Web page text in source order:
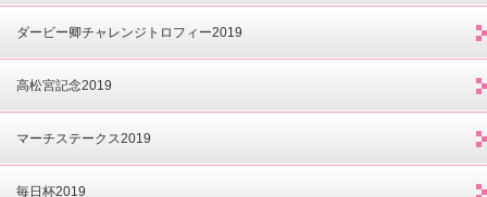
ダービー卿チャレンジトロフィー2019
高松宮記念2019
マーチステークス2019
毎日杯2019